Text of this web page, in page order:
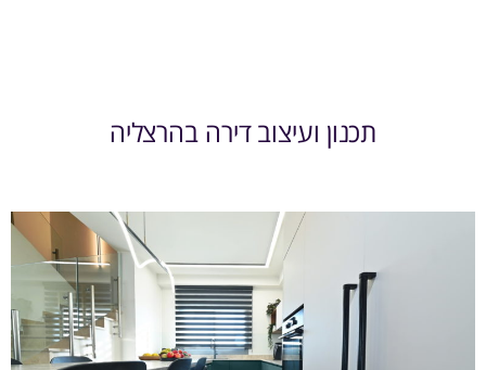
תכנון ועיצוב דירה בהרצליה